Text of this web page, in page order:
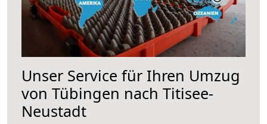
Unser Service für Ihren Umzug
von Tübingen nach Titisee-
Neustadt